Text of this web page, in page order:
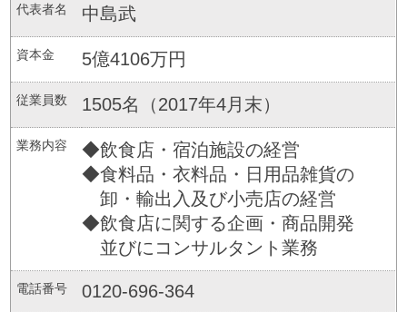
代表者名 中島武
資本金 5億4106万円
従業員数 1505名（2017年4月末）
業務内容
◆飲食店・宿泊施設の経営
◆食料品・衣料品・日用品雑貨の
卸・輸出入及び小売店の経営
◆飲食店に関する企画・商品開発
並びにコンサルタント業務
電話番号 0120-696-364